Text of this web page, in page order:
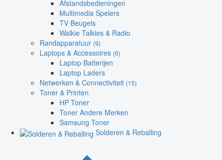
Afstandsbedieningen
Multimedia Spelers
TV Beugels
Walkie Talkies & Radio
Randapparatuur (9)
Laptops & Accessoires (6)
Laptop Batterijen
Laptop Laders
Netwerken & Connectiviteit (15)
Toner & Printen
HP Toner
Toner Andere Merken
Samsung Toner
Solderen & Reballing